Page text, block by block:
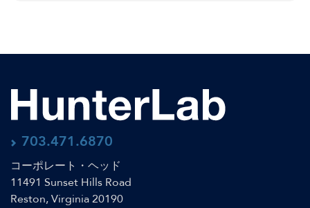
703.471.6870
コーポレート・ヘッド
11491 Sunset Hills Road
Reston, Virginia 20190